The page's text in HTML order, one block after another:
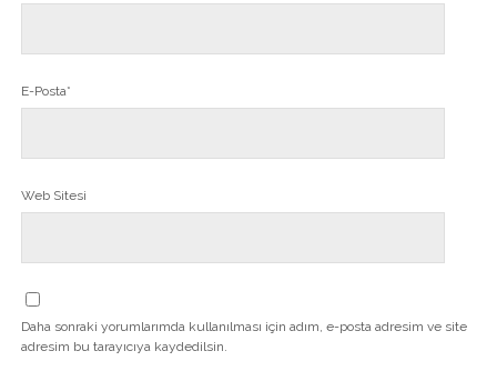
E-Posta*
Web Sitesi
Daha sonraki yorumlarımda kullanılması için adım, e-posta adresim ve site
adresim bu tarayıcıya kaydedilsin.